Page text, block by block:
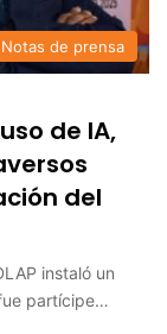
Notas de prensa
de IA,
del
instaló un
partícipe…